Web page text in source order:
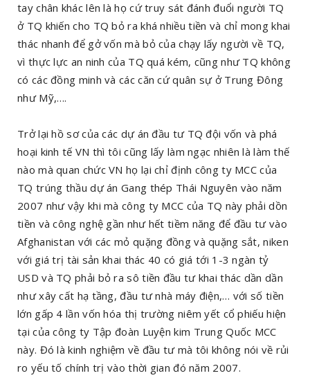
tay chân khác lên là họ cứ truy sát đánh đuổi người TQ
ở TQ khiến cho TQ bỏ ra khá nhiều tiền và chỉ mong khai
thác nhanh để gở vốn mà bỏ của chạy lấy người về TQ,
vì thực lực an ninh của TQ quá kém, cũng như TQ không
có các đồng minh và các căn cứ quân sự ở Trung Đông
như Mỹ,….
Trở lại hồ sơ của các dự án đầu tư TQ đội vốn và phá
hoại kinh tế VN thì tôi cũng lấy làm ngạc nhiên là làm thế
nào mà quan chức VN họ lại chỉ định công ty MCC của
TQ trúng thầu dự án Gang thép Thái Nguyên vào năm
2007 như vậy khi mà công ty MCC của TQ này phải dồn
tiền và công nghệ gần như hết tiềm năng để đầu tư vào
Afghanistan với các mỏ quặng đồng và quặng sắt, niken
với giá trị tài sản khai thác 40 có giá tới 1-3 ngàn tỷ
USD và TQ phải bỏ ra sô tiền đầu tư khai thác dần dần
như xây cất hạ tầng, đầu tư nhà máy điện,… với số tiền
lớn gấp 4 lần vốn hóa thị trường niêm yết cổ phiếu hiện
tại của công ty Tập đoàn Luyện kim Trung Quốc MCC
này. Đó là kinh nghiệm về đầu tư mà tôi không nói về rủi
ro yếu tố chính trị vào thời gian đó năm 2007.